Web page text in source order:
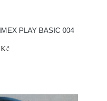
PLAY BASIC 004